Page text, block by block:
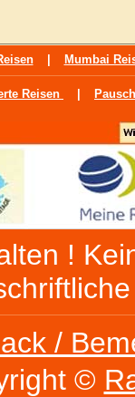
Mumbai
Reisen
!
/
©